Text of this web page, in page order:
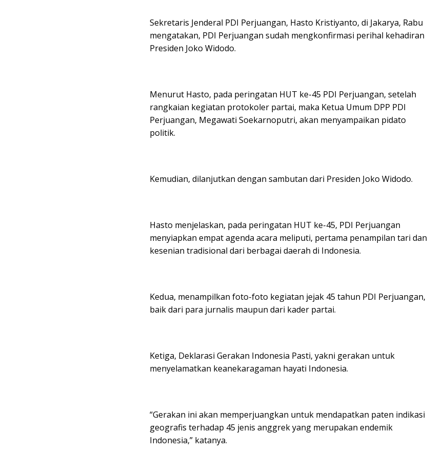
Sekretaris Jenderal PDI Perjuangan, Hasto Kristiyanto, di Jakarya, Rabu
mengatakan, PDI Perjuangan sudah mengkonfirmasi perihal kehadiran
Presiden Joko Widodo.
Menurut Hasto, pada peringatan HUT ke-45 PDI Perjuangan, setelah
rangkaian kegiatan protokoler partai, maka Ketua Umum DPP PDI
Perjuangan, Megawati Soekarnoputri, akan menyampaikan pidato
politik.
Kemudian, dilanjutkan dengan sambutan dari Presiden Joko Widodo.
Hasto menjelaskan, pada peringatan HUT ke-45, PDI Perjuangan
menyiapkan empat agenda acara meliputi, pertama penampilan tari dan
kesenian tradisional dari berbagai daerah di Indonesia.
Kedua, menampilkan foto-foto kegiatan jejak 45 tahun PDI Perjuangan,
baik dari para jurnalis maupun dari kader partai.
Ketiga, Deklarasi Gerakan Indonesia Pasti, yakni gerakan untuk
menyelamatkan keanekaragaman hayati Indonesia.
“Gerakan ini akan memperjuangkan untuk mendapatkan paten indikasi
geografis terhadap 45 jenis anggrek yang merupakan endemik
Indonesia,” katanya.